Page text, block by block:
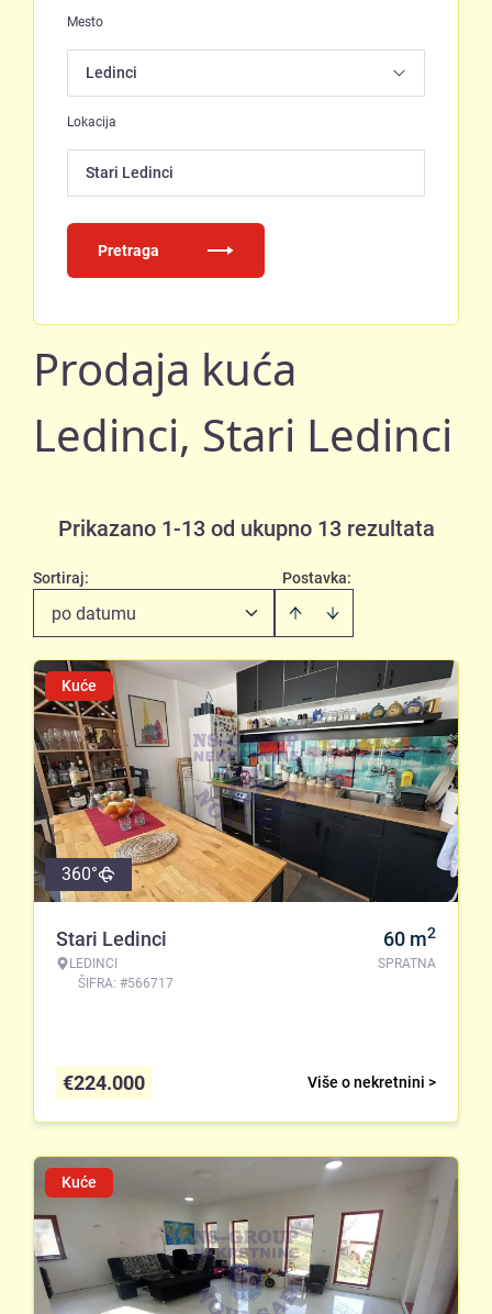
Mesto
Lokacija
Stari Ledinci
Pretraga
Prodaja kuća
Ledinci, Stari Ledinci
Prikazano 1-13 od ukupno 13 rezultata
Postavka:
Sortiraj:
po datumu
Kuće
360°
Stari Ledinci
LEDINCI
ŠIFRA: #566717
60 m2
SPRATNA
Više o nekretnini >
€224.000
Kuće